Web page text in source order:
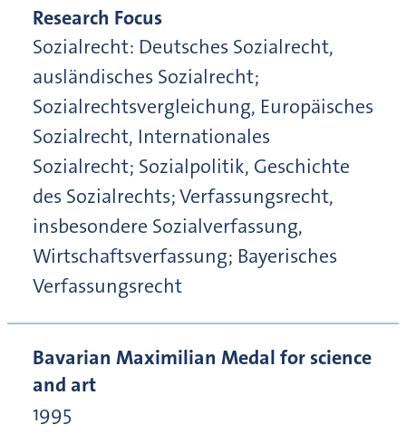
Research Focus
Sozialrecht: Deutsches Sozialrecht,
ausländisches Sozialrecht;
Sozialrechtsvergleichung, Europäisches
Sozialrecht, Internationales
Sozialrecht; Sozialpolitik, Geschichte
des Sozialrechts; Verfassungsrecht,
insbesondere Sozialverfassung,
Wirtschaftsverfassung; Bayerisches
Verfassungsrecht
Bavarian Maximilian Medal for science
and art
1995